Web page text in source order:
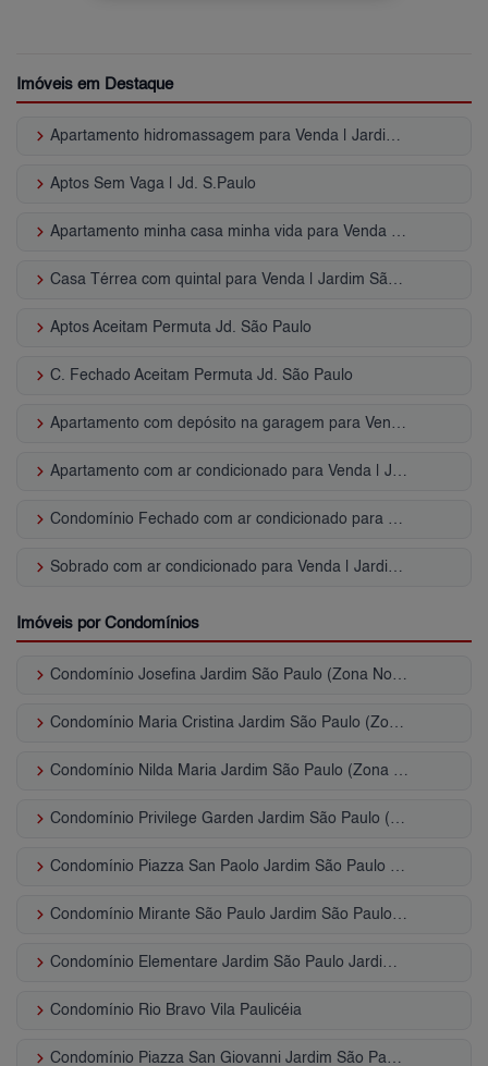
Imóveis em Destaque
keyboard_arrow_right
keyboard_arrow_right Aptos Sem Vaga | Jd. S.Paulo
keyboard_arrow_right
keyboard_arrow_right
keyboard_arrow_right Aptos Aceitam Permuta Jd. São Paulo
keyboard_arrow_right C. Fechado Aceitam Permuta Jd. São Paulo
keyboard_arrow_right
keyboard_arrow_right
keyboard_arrow_right
keyboard_arrow_right
Imóveis por Condomínios
keyboard_arrow_right
keyboard_arrow_right
keyboard_arrow_right
keyboard_arrow_right
keyboard_arrow_right
keyboard_arrow_right
keyboard_arrow_right
keyboard_arrow_right Condomínio Rio Bravo Vila Paulicéia
keyboard_arrow_right